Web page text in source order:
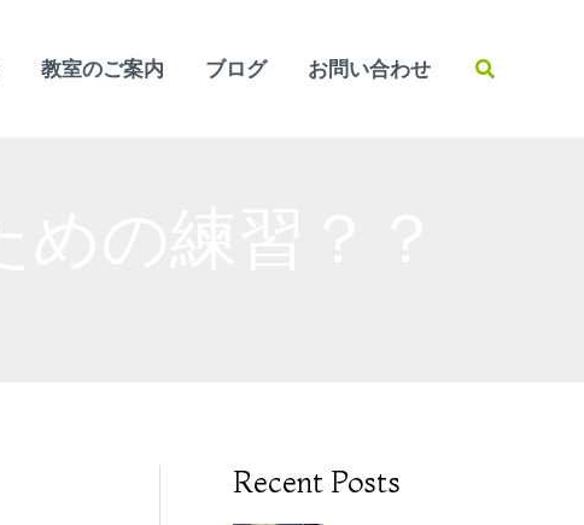
教室のご案内 ブログ お問い合わせ
検
Recent Posts